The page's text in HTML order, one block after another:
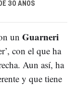
30 AÑOS
un Guarneri
con el que ha
Aun así, ha
y que tiene